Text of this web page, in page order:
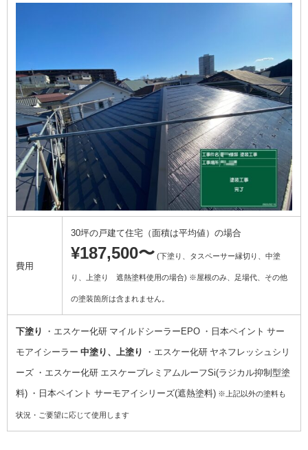
費用
30坪の戸建て住宅（面積は平均値）の場合
¥187,500〜 (下塗り、タスペーサー縁切り、中塗
り、上塗り 遮熱塗料使用の場合) ※屋根のみ、足場代、その他
の塗装箇所は含まれません。
下塗り ・エスケー化研 マイルドシーラーEPO ・日本ペイント サー
モアイシーラー 中塗り、上塗り ・エスケー化研 ヤネフレッシュシリ
ーズ ・エスケー化研 エスケープレミアムルーフSi(ラジカル抑制型塗
料) ・日本ペイント サーモアイシリーズ(遮熱塗料) ※上記以外の塗料も
状況・ご要望に応じて使用します